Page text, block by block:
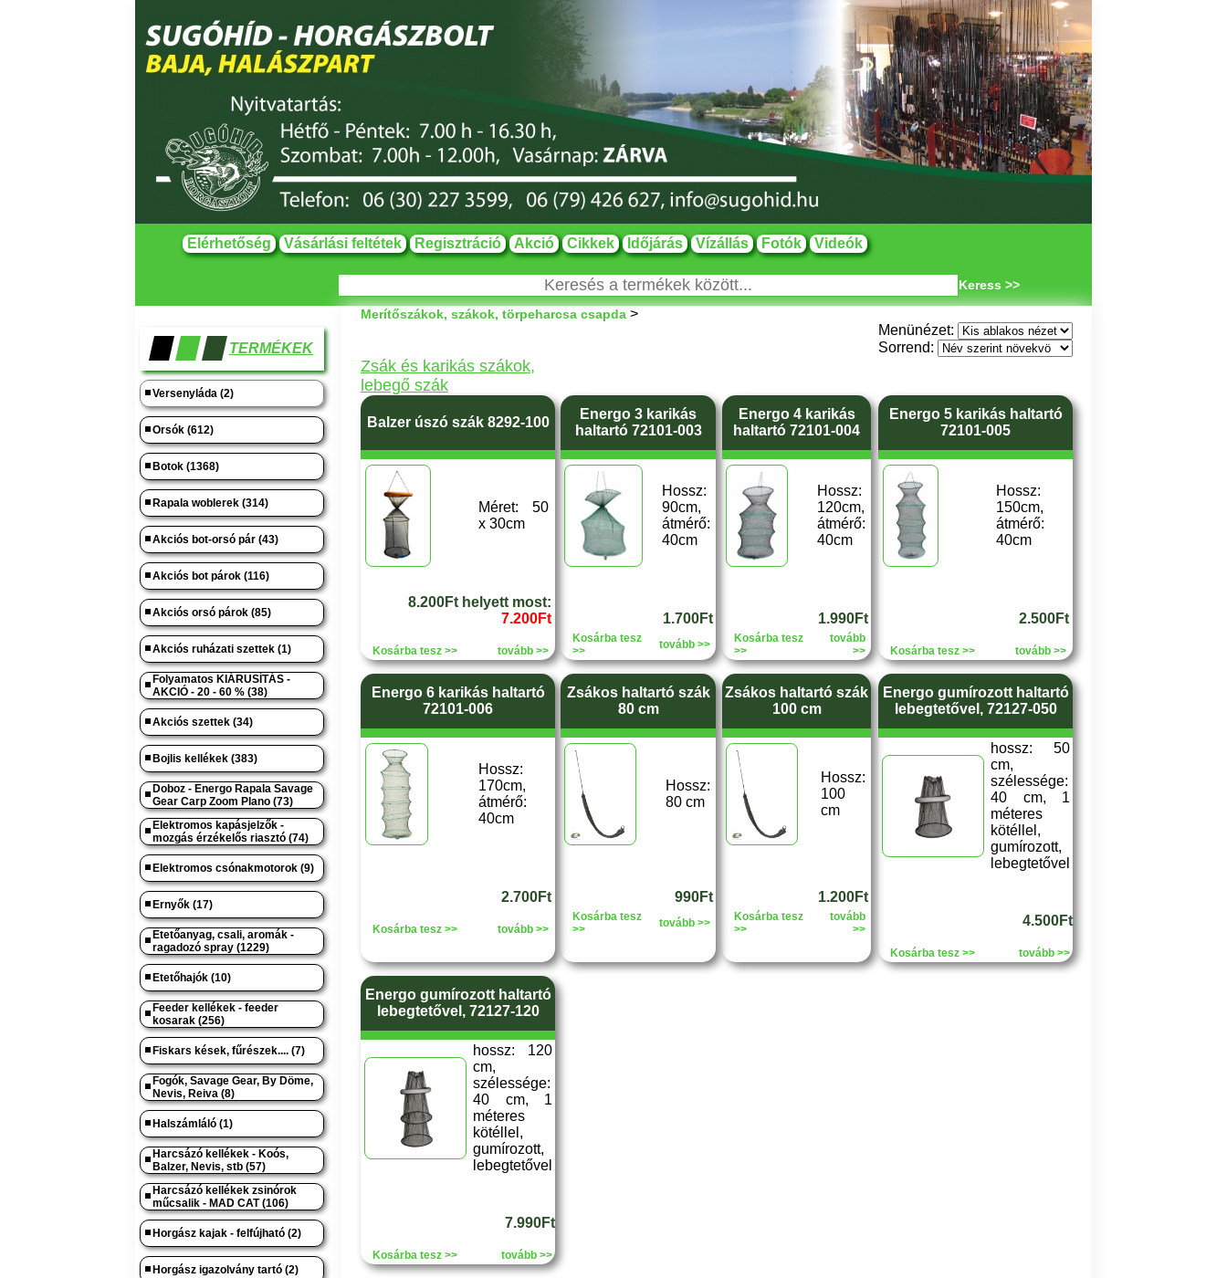
Elérhetőség Vásárlási feltétek Regisztráció Akció Cikkek Időjárás Vízállás Fotók Videók
Keress >>
TERMÉKEK
Versenyláda (2)
Orsók (612)
Botok (1368)
Rapala woblerek (314)
Akciós bot-orsó pár (43)
Akciós bot párok (116)
Akciós orsó párok (85)
Akciós ruházati szettek (1)
Folyamatos KIÁRUSÍTÁS -
AKCIÓ - 20 - 60 % (38)
Akciós szettek (34)
Bojlis kellékek (383)
Doboz - Energo Rapala Savage
Gear Carp Zoom Plano (73)
Elektromos kapásjelzők -
mozgás érzékelős riasztó (74)
Elektromos csónakmotorok (9)
Ernyők (17)
Etetőanyag, csali, aromák -
ragadozó spray (1229)
Etetőhajók (10)
Feeder kellékek - feeder
kosarak (256)
Fiskars kések, fűrészek.... (7)
Fogók, Savage Gear, By Döme,
Nevis, Reiva (8)
Halszámláló (1)
Harcsázó kellékek - Koós,
Balzer, Nevis, stb (57)
Harcsázó kellékek zsinórok
műcsalik - MAD CAT (106)
Horgász kajak - felfújható (2)
Horgász igazolvány tartó (2)
Merítőszákok, szákok, törpeharcsa csapda >
Menünézet:
Sorrend:
Zsák és karikás szákok,
lebegő szák
Balzer úszó szák 8292-100
Méret: 50
x 30cm
8.200Ft helyett most:
7.200Ft
Kosárba tesz >> tovább >>
Energo 3 karikás
haltartó 72101-003
Hossz:
90cm,
átmérő:
40cm
1.700Ft
Kosárba tesz
>>
tovább >>
Energo 4 karikás
haltartó 72101-004
Hossz:
120cm,
átmérő:
40cm
1.990Ft
Kosárba tesz
>>
tovább
>>
Energo 5 karikás haltartó
72101-005
Hossz:
150cm,
átmérő:
40cm
2.500Ft
Kosárba tesz >> tovább >>
Energo 6 karikás haltartó
72101-006
Hossz:
170cm,
átmérő:
40cm
2.700Ft
Kosárba tesz >> tovább >>
Zsákos haltartó szák
80 cm
Hossz:
80 cm
990Ft
Kosárba tesz
>>
tovább >>
Zsákos haltartó szák
100 cm
Hossz:
100
cm
1.200Ft
Kosárba tesz
>>
tovább
>>
Energo gumírozott haltartó
lebegtetővel, 72127-050
hossz: 50
cm,
szélessége:
40 cm, 1
méteres
kötéllel,
gumírozott,
lebegtetővel
4.500Ft
Kosárba tesz >> tovább >>
Energo gumírozott haltartó
lebegtetővel, 72127-120
hossz: 120
cm,
szélessége:
40 cm, 1
méteres
kötéllel,
gumírozott,
lebegtetővel
7.990Ft
Kosárba tesz >> tovább >>